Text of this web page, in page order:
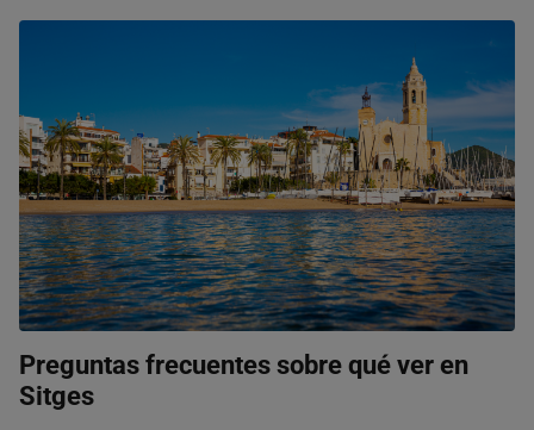
Preguntas frecuentes sobre qué ver en
Sitges